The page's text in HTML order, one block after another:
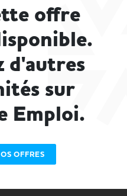
offre
d'autres
sur
Emploi.
OFFRES